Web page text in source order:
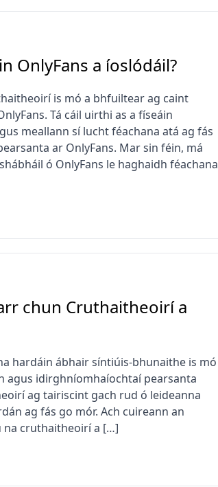
OnlyFans a íoslódáil?
is mó a bhfuiltear ag caint
Tá cáil uirthi as a físeáin
meallann sí lucht féachana atá ag fás
ar OnlyFans. Mar sin féin, má
ó OnlyFans le haghaidh féachana
chun Cruthaitheoirí a
hardáin ábhair síntiúis-bhunaithe is mó
agus idirghníomhaíochtaí pearsanta
ag tairiscint gach rud ó leideanna
ag fás go mór. Ach cuireann an
na cruthaitheoirí a […]